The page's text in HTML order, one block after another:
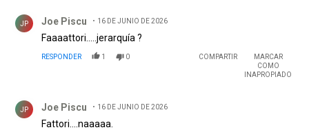
JP Joe Piscu 16 DE JUNIO DE 2026
Faaaattori.....jerarquía ?
RESPONDER 1 0 COMPARTIR
MARCAR
COMO
INAPROPIADO
JP Joe Piscu 16 DE JUNIO DE 2026
Fattori....naaaaa.